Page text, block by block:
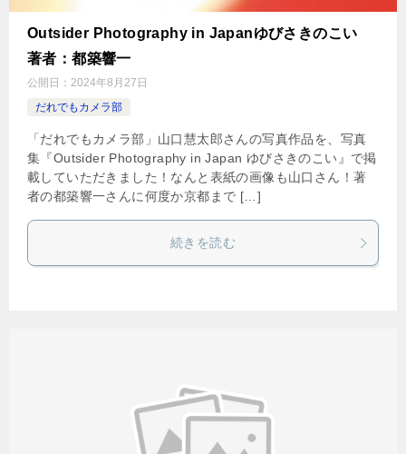
Outsider Photography in Japanゆびさきのこい
著者：都築響一
公開日： 2024年8月27日
だれでもカメラ部
「だれでもカメラ部」山口慧太郎さんの写真作品を、写真
集『Outsider Photography in Japan ゆびさきのこい』で掲
載していただきました！なんと表紙の画像も山口さん！著
者の都築響一さんに何度か京都まで […]
続きを読む